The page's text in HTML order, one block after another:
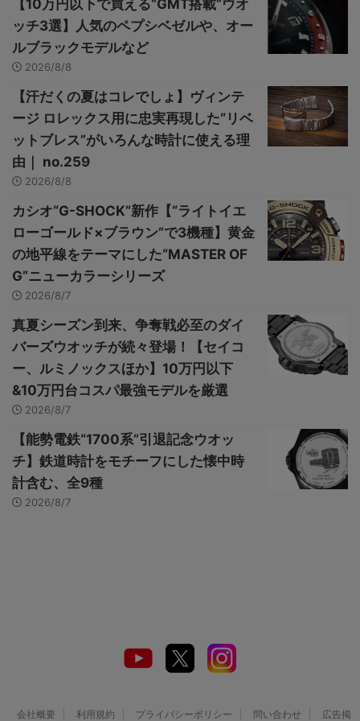
【10万円以下で買える“GMT搭載”ウオ
ッチ3選】人気のペプシベゼルや、オー
ルブラックモデルなど
2026/8/8
【汗だくの夏はコレでしょ】ヴィンテ
ージ ロレックス用に忠実再現した“リベ
ットブレス”がいろんな時計に使える理
由｜ no.259
2026/8/8
カシオ“G-SHOCK”新作【“ライトイエ
ローゴールド×ブラウン”で3機種】黄金
の地平線をテーマにした“MASTER OF
G”ニューカラーシリーズ
2026/8/7
真夏シーズン到来、争奪戦必至のダイ
バーズウオッチが続々登場！【セイコ
ー、ルミノックスほか】10万円以下
&10万円台コスパ最強モデルを厳選
2026/8/7
【能勢電鉄“1700系”引退記念ウオッ
チ】鉄道時計をモチーフにした懐中時
計含む、全9種
2026/8/7
会社概要 利用規約 プライバシーポリシー 問い合わせ 広告掲